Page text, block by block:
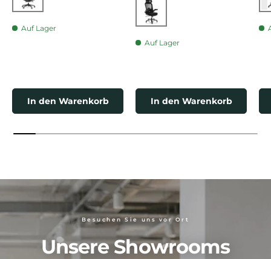
Schwarz
Auf Lager
In den Warenkorb
Schwarz
Auf Lager
In den Warenkorb
Besuchen Sie uns vor Ort
Unsere Showrooms